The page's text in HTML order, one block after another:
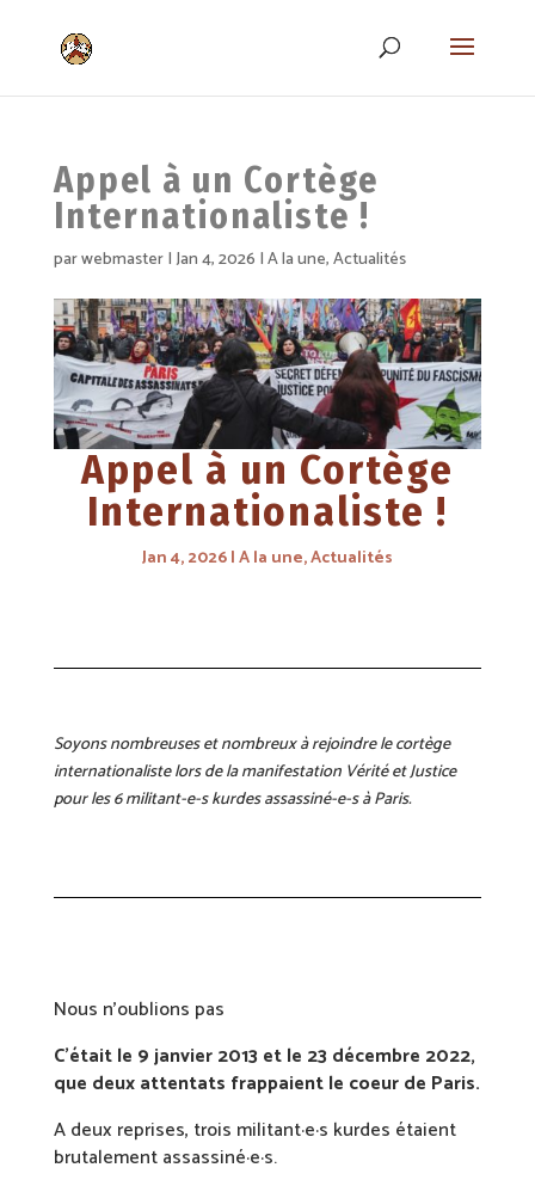
Appel à un Cortège
Internationaliste !
parwebmaster|Jan 4, 2026 |A la une,Actualités
Appel à un Cortège
Internationaliste !
Jan 4, 2026 A la une,Actualités
Soyons nombreuses et nombreux à rejoindre le cortège
internationaliste lors de la manifestation Vérité et Justice
pour les 6 militant-e-s kurdes assassiné-e-s à Paris.
Nous n’oublions pas
C’était le 9 janvier 2013 et le 23 décembre 2022,
que deux attentats frappaient le coeur de Paris.
A deux reprises, trois militant·e·s kurdes étaient
brutalement assassiné·e·s.